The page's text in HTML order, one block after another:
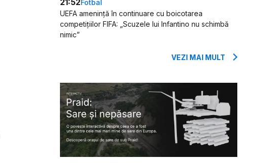
21:52Fotbal
UEFA amenință în continuare cu boicotarea
competițiilor FIFA: „Scuzele lui Infantino nu schimbă
nimic”
VEZI MAI MULT